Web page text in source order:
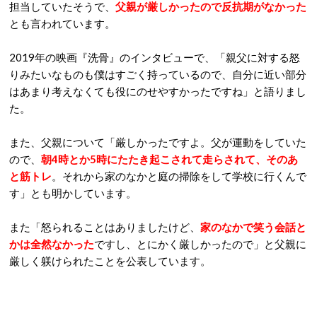
担当していたそうで、 父親が厳しかったので反抗期がなかった
とも言われています。
2019年の映画『洗骨』のインタビューで、「親父に対する怒
りみたいなものも僕はすごく持っているので、自分に近い部分
はあまり考えなくても役にのせやすかったですね」と語りまし
た。
また、父親について「厳しかったですよ。父が運動をしていた
ので、 朝4時とか5時にたたき起こされて走らされて、そのあ
と筋トレ。それから家のなかと庭の掃除をして学校に行くんで
す」とも明かしています。
また「怒られることはありましたけど、 家のなかで笑う会話と
かは全然なかったですし、とにかく厳しかったので」と父親に
厳しく躾けられたことを公表しています。